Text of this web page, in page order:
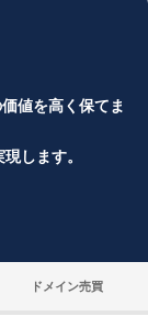
値を高く保てま
します。
ドメイン売買